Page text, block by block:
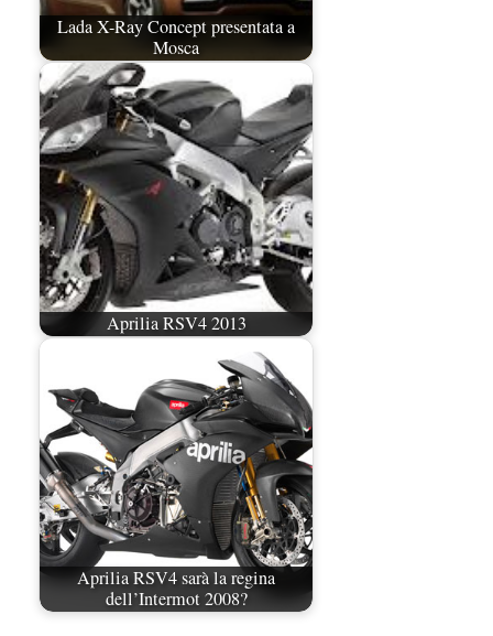
Lada X-Ray Concept presentata a
Mosca
Aprilia RSV4 2013
Aprilia RSV4 sarà la regina
dell’Intermot 2008?